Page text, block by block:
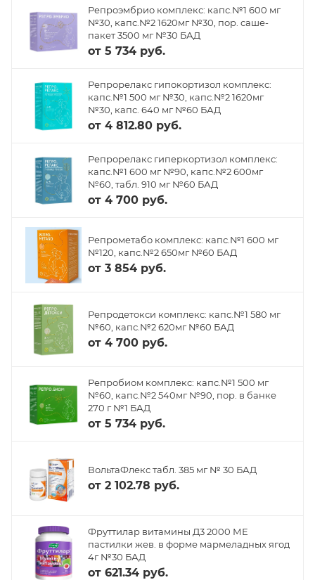
Репроэмбрио комплекс: капс.№1 600 мг
№30, капс.№2 1620мг №30, пор. саше-
пакет 3500 мг №30 БАД
от 5 734 руб.
Репрорелакс гипокортизол комплекс:
капс.№1 500 мг №30, капс.№2 1620мг
№30, капс. 640 мг №60 БАД
от 4 812.80 руб.
Репрорелакс гиперкортизол комплекс:
капс.№1 600 мг №90, капс.№2 600мг
№60, табл. 910 мг №60 БАД
от 4 700 руб.
Репрометабо комплекс: капс.№1 600 мг
№120, капс.№2 650мг №60 БАД
от 3 854 руб.
Репродетокси комплекс: капс.№1 580 мг
№60, капс.№2 620мг №60 БАД
от 4 700 руб.
Репробиом комплекс: капс.№1 500 мг
№60, капс.№2 540мг №90, пор. в банке
270 г №1 БАД
от 5 734 руб.
ВольтаФлекс табл. 385 мг № 30 БАД
от 2 102.78 руб.
Фруттилар витамины Д3 2000 МЕ
пастилки жев. в форме мармеладных ягод
4г №30 БАД
от 621.34 руб.